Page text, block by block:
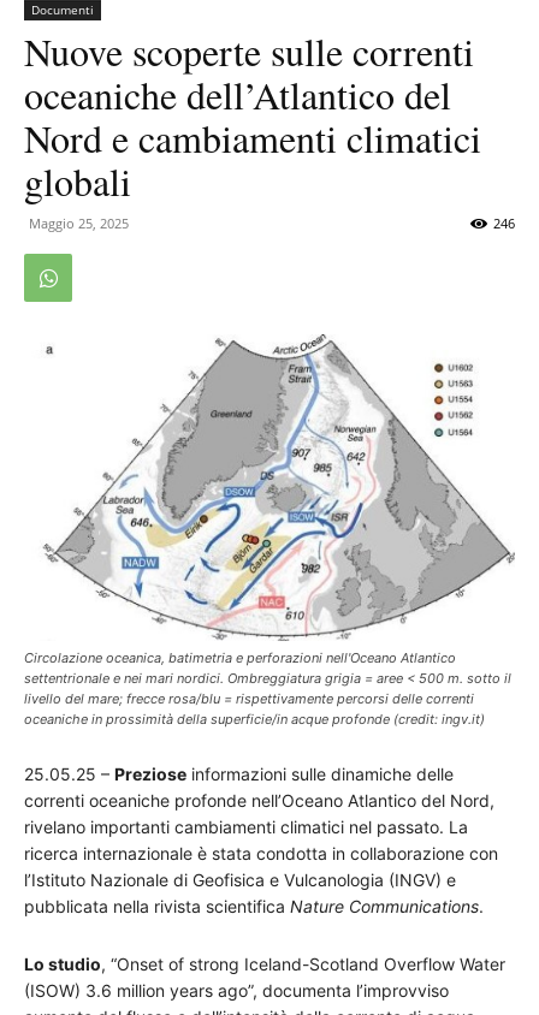
Documenti
Nuove scoperte sulle correnti
oceaniche dell’Atlantico del
Nord e cambiamenti climatici
globali
Maggio 25, 2025 246
Circolazione oceanica, batimetria e perforazioni nell'Oceano Atlantico
settentrionale e nei mari nordici. Ombreggiatura grigia = aree < 500 m. sotto il
livello del mare; frecce rosa/blu = rispettivamente percorsi delle correnti
oceaniche in prossimità della superficie/in acque profonde (credit: ingv.it)
25.05.25 – Preziose informazioni sulle dinamiche delle
correnti oceaniche profonde nell’Oceano Atlantico del Nord,
rivelano importanti cambiamenti climatici nel passato. La
ricerca internazionale è stata condotta in collaborazione con
l’Istituto Nazionale di Geofisica e Vulcanologia (INGV) e
pubblicata nella rivista scientifica Nature Communications.
Lo studio, “Onset of strong Iceland-Scotland Overflow Water
(ISOW) 3.6 million years ago”, documenta l’improvviso